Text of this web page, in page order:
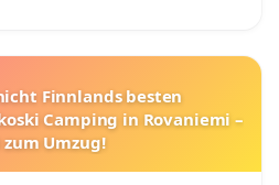
Finnlands besten
Camping in Rovaniemi –
zum Umzug!